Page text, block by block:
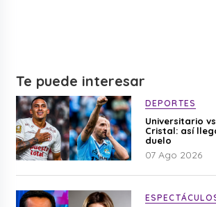
Te puede interesar
DEPORTES
Universitario
Cristal: así
duelo
07 Ago 2026